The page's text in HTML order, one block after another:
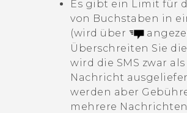
Es gibt ein Limit für
von Buchstaben in
(wird über
Überschreiten Sie
wird die SMS zwar
Nachricht
werden aber
mehrere